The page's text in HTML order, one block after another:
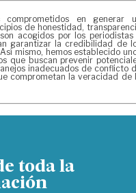
comprometidos en generar
de honestidad,
acogidos por los periodistas
garantizar la credibilidad de
mismo, hemos establecido
que buscan prevenir
inadecuados de conflicto
comprometan la veracidad de
toda la